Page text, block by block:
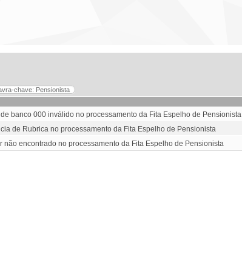
chave: Pensionista
banco 000 inválido no processamento da Fita Espelho de Pensionista
de Rubrica no processamento da Fita Espelho de Pensionista
não encontrado no processamento da Fita Espelho de Pensionista